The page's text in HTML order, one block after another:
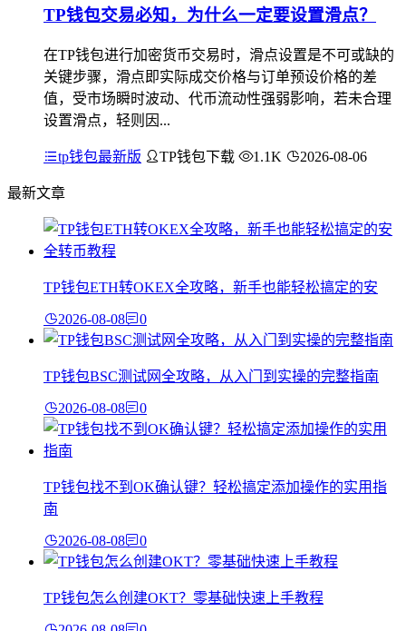
TP钱包交易必知，为什么一定要设置滑点？
在TP钱包进行加密货币交易时，滑点设置是不可或缺的
关键步骤，滑点即实际成交价格与订单预设价格的差
值，受市场瞬时波动、代币流动性强弱影响，若未合理
设置滑点，轻则因...
tp钱包最新版 TP钱包下载 1.1K 2026-08-06
最新文章
TP钱包ETH转OKEX全攻略，新手也能轻松搞定的安
2026-08-08 0
TP钱包BSC测试网全攻略，从入门到实操的完整指南
2026-08-08 0
TP钱包找不到OK确认键？轻松搞定添加操作的实用指
南
2026-08-08 0
TP钱包怎么创建OKT？零基础快速上手教程